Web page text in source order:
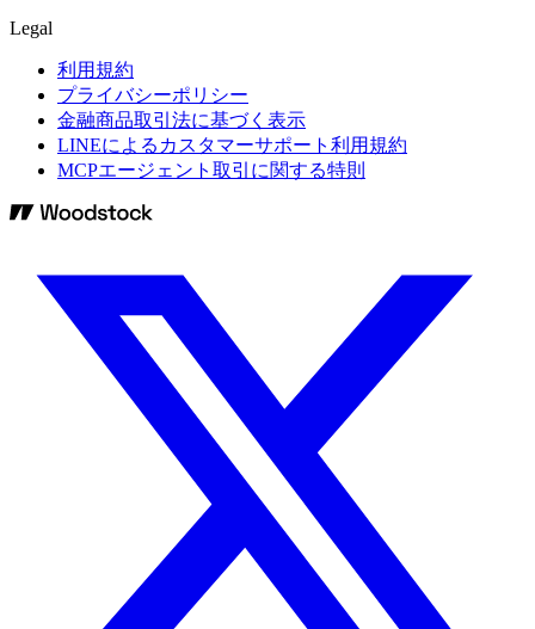
Legal
利用規約
プライバシーポリシー
金融商品取引法に基づく表示
LINEによるカスタマーサポート利用規約
MCPエージェント取引に関する特則